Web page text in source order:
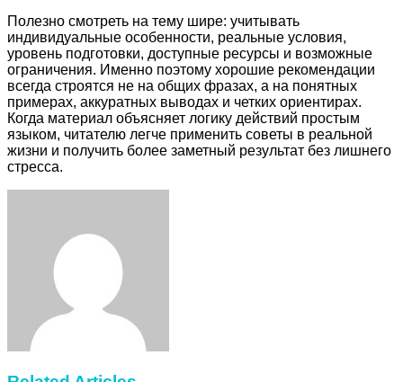
Полезно смотреть на тему шире: учитывать
индивидуальные особенности, реальные условия,
уровень подготовки, доступные ресурсы и возможные
ограничения. Именно поэтому хорошие рекомендации
всегда строятся не на общих фразах, а на понятных
примерах, аккуратных выводах и четких ориентирах.
Когда материал объясняет логику действий простым
языком, читателю легче применить советы в реальной
жизни и получить более заметный результат без лишнего
стресса.